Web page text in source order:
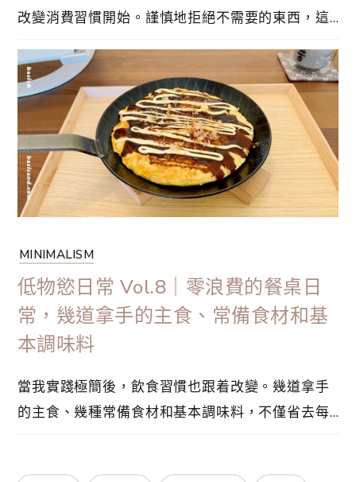
改變消費習慣開始。謹慎地拒絕不需要的東西，這
限度，除了方便打掃，物慾也自然跟着降低，可以
想一想：你想要的生活是怎樣的？這麼一來，立即
深刻感受到理想的美好生活，放下對過去的執念，
丟掉不必要的物品、拒絕不需要的東西。
MINIMALISM
低物慾日常 Vol.8｜零浪費的餐桌日
常，幾道拿手的主食、常備食材和基
本調味料
當我實踐極簡後，飲食習慣也跟着改變。幾道拿手
的主食、幾種常備食材和基本調味料，不僅省去每